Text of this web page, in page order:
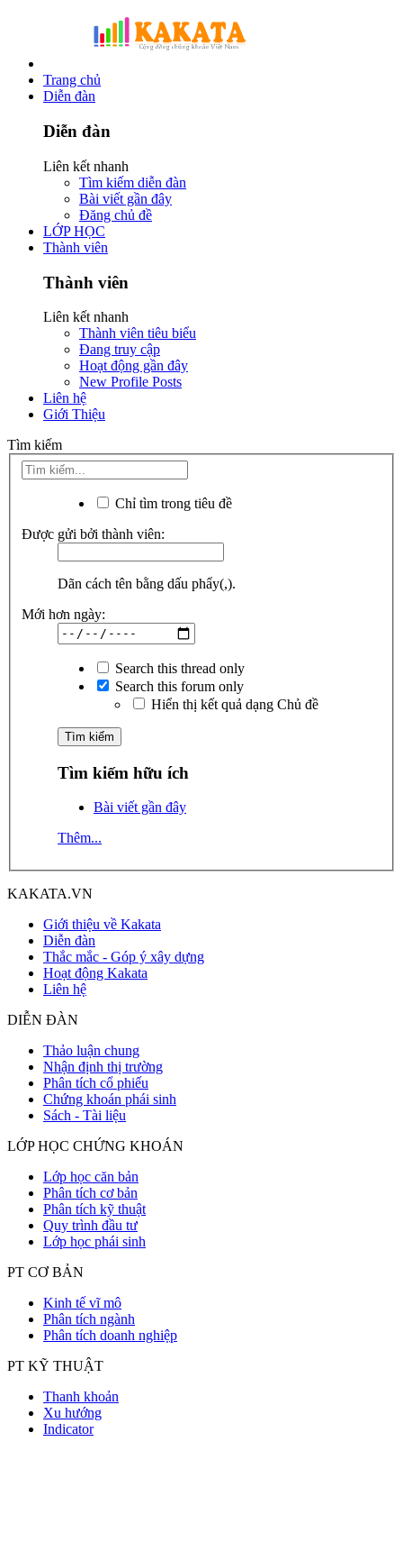
Trang chủ
Diễn đàn
Diễn đàn
Liên kết nhanh
Tìm kiếm diễn đàn
Bài viết gần đây
Đăng chủ đề
LỚP HỌC
Thành viên
Thành viên
Liên kết nhanh
Thành viên tiêu biểu
Đang truy cập
Hoạt động gần đây
New Profile Posts
Liên hệ
Giới Thiệu
Tìm kiếm
Chỉ tìm trong tiêu đề
Được gửi bởi thành viên:
Dãn cách tên bằng dấu phẩy(,).
Mới hơn ngày:
Search this thread only
Search this forum only
Hiển thị kết quả dạng Chủ đề
Tìm kiếm hữu ích
Bài viết gần đây
Thêm...
KAKATA.VN
Giới thiệu về Kakata
Diễn đàn
Thắc mắc - Góp ý xây dựng
Hoạt động Kakata
Liên hệ
DIỄN ĐÀN
Thảo luận chung
Nhận định thị trường
Phân tích cổ phiếu
Chứng khoán phái sinh
Sách - Tài liệu
LỚP HỌC CHỨNG KHOÁN
Lớp học căn bản
Phân tích cơ bản
Phân tích kỹ thuật
Quy trình đầu tư
Lớp học phái sinh
PT CƠ BẢN
Kinh tế vĩ mô
Phân tích ngành
Phân tích doanh nghiệp
PT KỸ THUẬT
Thanh khoản
Xu hướng
Indicator